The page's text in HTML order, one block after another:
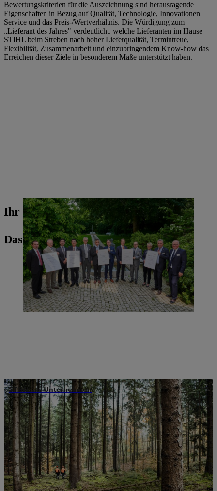
Bewertungskriterien für die Auszeichnung sind herausragende
Eigenschaften in Bezug auf Qualität, Technologie, Innovationen,
Service und das Preis-/Wertverhältnis. Die Würdigung zum
„Lieferant des Jahres" verdeutlicht, welche Lieferanten im Hause
STIHL beim Streben nach hoher Lieferqualität, Termintreue,
Flexibilität, Zusammenarbeit und einzubringendem Know-how das
Erreichen dieser Ziele in besonderem Maße unterstützt haben.
Ihr Pressekontakt
Das könnte Sie auch interessieren
STIHL als Unternehmen